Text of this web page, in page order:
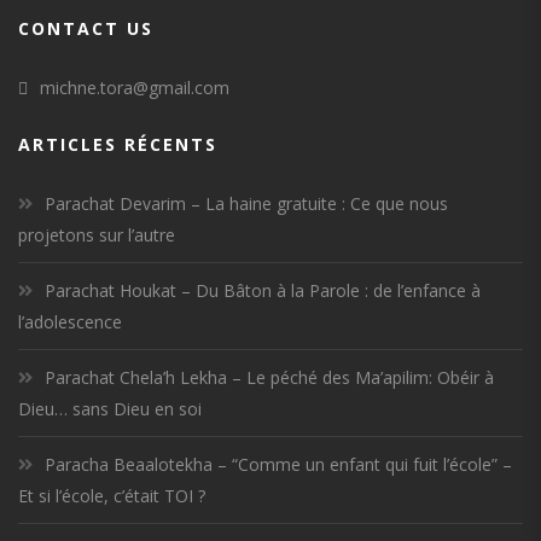
CONTACT US
michne.tora@gmail.com
ARTICLES RÉCENTS
Parachat Devarim – La haine gratuite : Ce que nous
projetons sur l’autre
Parachat Houkat – Du Bâton à la Parole : de l’enfance à
l’adolescence
Parachat Chela’h Lekha – Le péché des Ma’apilim: Obéir à
Dieu… sans Dieu en soi
Paracha Beaalotekha – “Comme un enfant qui fuit l’école” –
Et si l’école, c’était TOI ?